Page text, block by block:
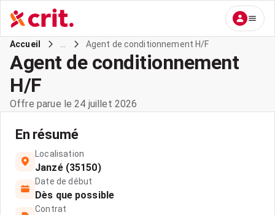
Accueil Agent de conditionnement H/F
Agent de conditionnement
H/F
Offre parue le 24 juillet 2026
En résumé
Localisation
Janzé (35150)
Date de début
Dès que possible
Contrat